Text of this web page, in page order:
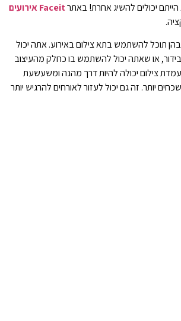
הייתם יכולים להשיג אחרת! באתרFaceit אירועים
בהן תוכל להשתמש בתא צילום באירוע. אתה יכול
או שאתה יכול להשתמש בו כחלק מהעיצוב
צילום יכולה להיות דרך מהנה ומשעשעת
יותר. זה גם יכול לעזור לאורחים להרגיש יותר